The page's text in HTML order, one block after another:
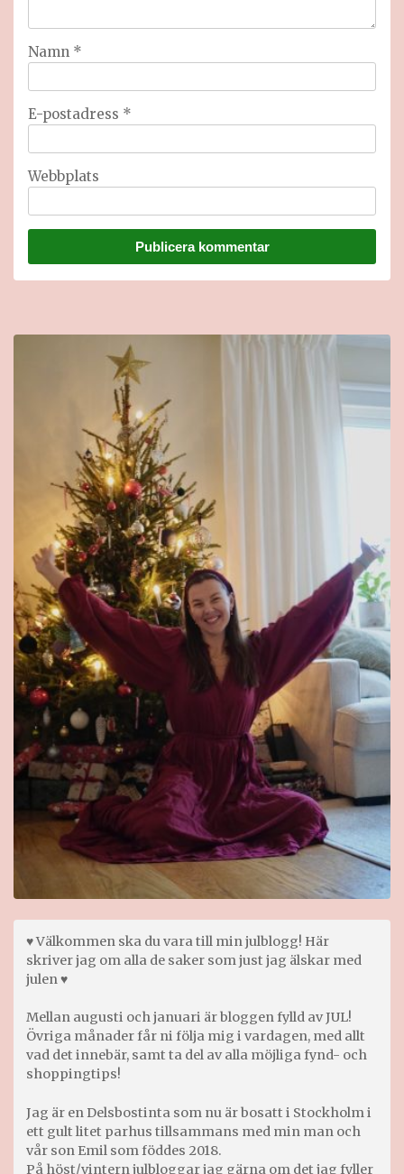
Namn *
E-postadress *
Webbplats
♥ Välkommen ska du vara till min julblogg! Här
skriver jag om alla de saker som just jag älskar med
julen ♥
Mellan augusti och januari är bloggen fylld av JUL!
Övriga månader får ni följa mig i vardagen, med allt
vad det innebär, samt ta del av alla möjliga fynd- och
shoppingtips!
Jag är en Delsbostinta som nu är bosatt i Stockholm i
ett gult litet parhus tillsammans med min man och
vår son Emil som föddes 2018.
På höst/vintern julbloggar jag gärna om det jag fyller